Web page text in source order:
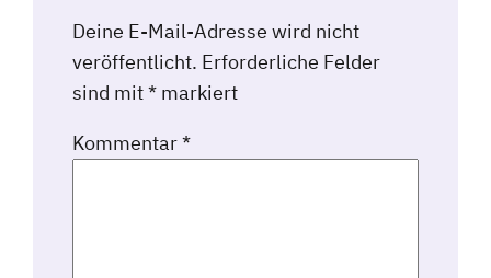
Deine E-Mail-Adresse wird nicht
veröffentlicht. Erforderliche Felder
sind mit* markiert
Kommentar*